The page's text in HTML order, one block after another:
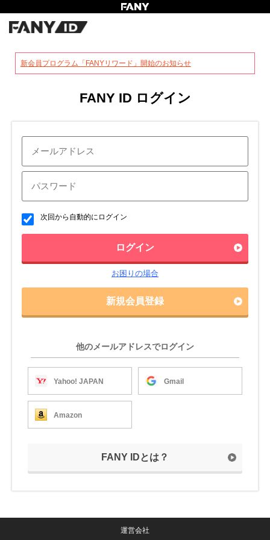
新会員プログラム「FANYリワード」開始のお知らせ
FANY ID ログイン
次回から自動的にログイン
ログイン
お困りの場合
新規会員登録
他のメールアドレスでログイン
Yahoo! JAPAN Gmail
Amazon
FANY IDとは？
運営会社